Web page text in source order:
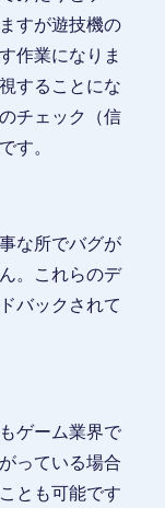
すが遊技機の
作業になりま
することにな
チェック（信
す。
な所でバグが
。これらのデ
バックされて
ゲーム業界で
っている場合
とも可能です